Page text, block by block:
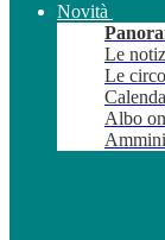
Novità
Le
Le
Albo